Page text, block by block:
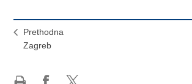
Prethodna
Zagreb